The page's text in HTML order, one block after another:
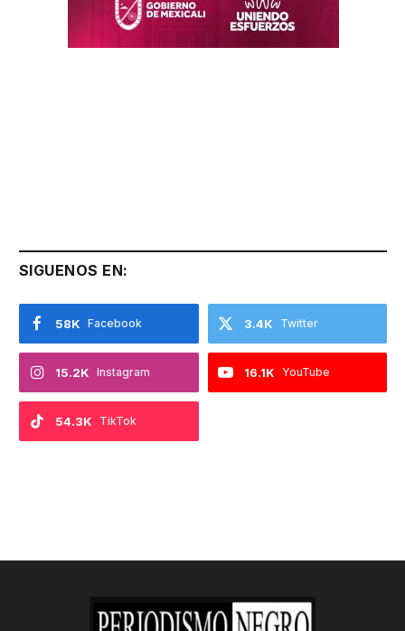
SIGUENOS EN:
Facebook
58K Twitter
3.4K
Instagram
15.2K YouTube
16.1K
TikTok
54.3K